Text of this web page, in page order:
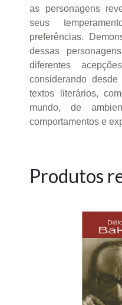
as personagens
seus
preferências.
dessas
diferentes
considerando
textos literários,
mundo, de
comportamentos e
Produtos